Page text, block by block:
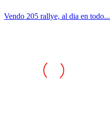
Vendo 205 rallye, al dia en todo...